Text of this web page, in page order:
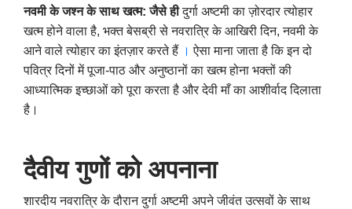
नवमी के जश्न के साथ खत्म:जैसे हीदुर्गा अष्टमी का ज़ोरदार त्योहार
खत्म होने वाला है, भक्त बेसब्री से नवरात्रि के आखिरी दिन, नवमी के
आने वाले त्योहार का इंतज़ार करते हैं ।ऐसा माना जाता है कि इन दो
पवित्र दिनों में पूजा-पाठ और अनुष्ठानों का खत्म होना भक्तों की
आध्यात्मिक इच्छाओं को पूरा करता है और देवी माँ का आशीर्वाद दिलाता
है।
दैवीय गुणों को अपनाना
शारदीय नवरात्रि के दौरान दुर्गा अष्टमी अपने जीवंत उत्सवों के साथ